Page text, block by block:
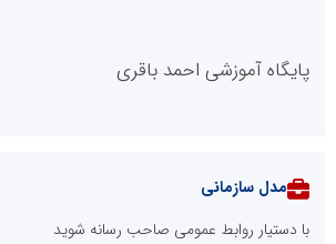
پایگاه آموزشی احمد باقری
مدل سازمانی
با دستیار روابط عمومی صاحب رسانه شوید